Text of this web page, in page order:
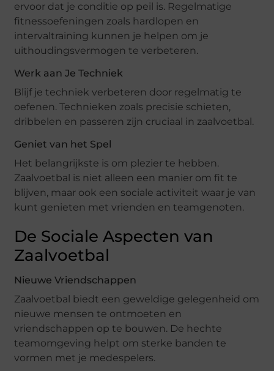
ervoor dat je conditie op peil is. Regelmatige
fitnessoefeningen zoals hardlopen en
intervaltraining kunnen je helpen om je
uithoudingsvermogen te verbeteren.
Werk aan Je Techniek
Blijf je techniek verbeteren door regelmatig te
oefenen. Technieken zoals precisie schieten,
dribbelen en passeren zijn cruciaal in zaalvoetbal.
Geniet van het Spel
Het belangrijkste is om plezier te hebben.
Zaalvoetbal is niet alleen een manier om fit te
blijven, maar ook een sociale activiteit waar je van
kunt genieten met vrienden en teamgenoten.
De Sociale Aspecten van
Zaalvoetbal
Nieuwe Vriendschappen
Zaalvoetbal biedt een geweldige gelegenheid om
nieuwe mensen te ontmoeten en
vriendschappen op te bouwen. De hechte
teamomgeving helpt om sterke banden te
vormen met je medespelers.